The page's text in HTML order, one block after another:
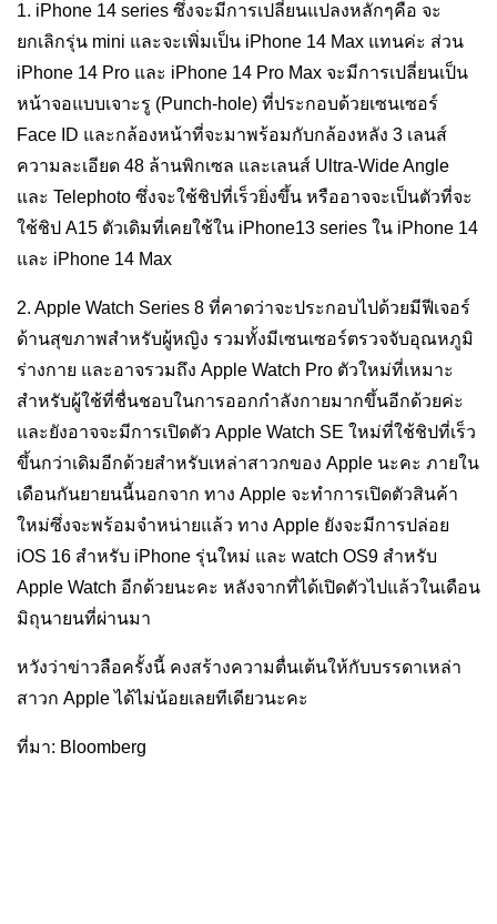
1. iPhone 14 series ซึ่งจะมีการเปลี่ยนแปลงหลักๆคือ จะ
ยกเลิกรุ่น mini และจะเพิ่มเป็น iPhone 14 Max แทนค่ะ ส่วน
iPhone 14 Pro และ iPhone 14 Pro Max จะมีการเปลี่ยนเป็น
หน้าจอแบบเจาะรู (Punch-hole) ที่ประกอบด้วยเซนเซอร์
Face ID และกล้องหน้าที่จะมาพร้อมกับกล้องหลัง 3 เลนส์
ความละเอียด 48 ล้านพิกเซล และเลนส์ Ultra-Wide Angle
และ Telephoto ซึ่งจะใช้ชิปที่เร็วยิ่งขึ้น หรืออาจจะเป็นตัวที่จะ
ใช้ชิป A15 ตัวเดิมที่เคยใช้ใน iPhone13 series ใน iPhone 14
และ iPhone 14 Max
2. Apple Watch Series 8 ที่คาดว่าจะประกอบไปด้วยมีฟีเจอร์
ด้านสุขภาพสำหรับผู้หญิง รวมทั้งมีเซนเซอร์ตรวจจับอุณหภูมิ
ร่างกาย และอาจรวมถึง Apple Watch Pro ตัวใหม่ที่เหมาะ
สำหรับผู้ใช้ที่ชื่นชอบในการออกกำลังกายมากขึ้นอีกด้วยค่ะ
และยังอาจจะมีการเปิดตัว Apple Watch SE ใหม่ที่ใช้ชิปที่เร็ว
ขึ้นกว่าเดิมอีกด้วยสำหรับเหล่าสาวกของ Apple นะคะ ภายใน
เดือนกันยายนนี้นอกจาก ทาง Apple จะทำการเปิดตัวสินค้า
ใหม่ซึ่งจะพร้อมจำหน่ายแล้ว ทาง Apple ยังจะมีการปล่อย
iOS 16 สำหรับ iPhone รุ่นใหม่ และ watch OS9 สำหรับ
Apple Watch อีกด้วยนะคะ หลังจากที่ได้เปิดตัวไปแล้วในเดือน
มิถุนายนที่ผ่านมา
หวังว่าข่าวลือครั้งนี้ คงสร้างความตื่นเต้นให้กับบรรดาเหล่า
สาวก Apple ได้ไม่น้อยเลยทีเดียวนะคะ
ที่มา: Bloomberg